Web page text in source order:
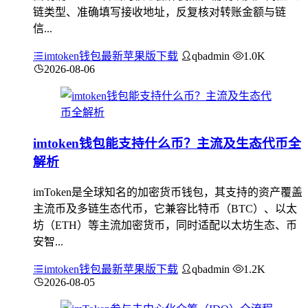
链类型、准确填写接收地址，反复核对转账金额与链
信...
imtoken钱包最新苹果版下载 qbadmin
1.0K
2026-08-06
imtoken钱包能支持什么币？主流及生态代币全
解析
imToken是全球知名的加密货币钱包，其支持的资产覆盖
主流币及多链生态代币，它兼容比特币（BTC）、以太
坊（ETH）等主流加密货币，同时适配以太坊生态、币
安智...
imtoken钱包最新苹果版下载 qbadmin
1.2K
2026-08-05